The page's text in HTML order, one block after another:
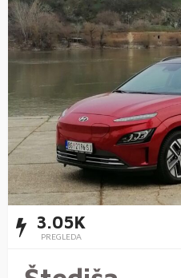
3.05K
PREGLEDA